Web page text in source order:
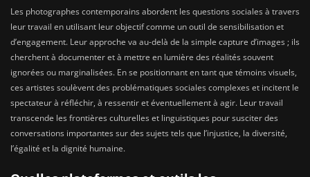
Les photographes contemporains abordent les questions sociales à travers
leur travail en utilisant leur objectif comme un outil de sensibilisation et
d’engagement. Leur approche va au-delà de la simple capture d’images ; ils
cherchent à documenter et à mettre en lumière des réalités souvent
ignorées ou marginalisées. En se positionnant en tant que témoins visuels,
ces artistes soulèvent des problématiques sociales complexes et incitent le
spectateur à réfléchir, à ressentir et éventuellement à agir. Leur travail
transcende les frontières culturelles et linguistiques pour susciter des
conversations importantes sur des sujets tels que l’injustice, la diversité,
l’égalité et la dignité humaine.